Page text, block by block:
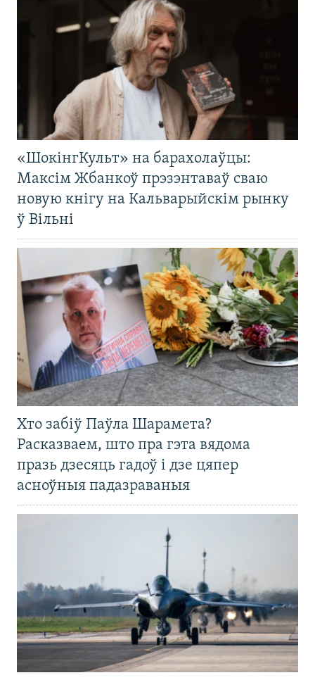
«ШокінгКульт» на барахолаўцы:
Максім Жбанкоў прэзэнтаваў сваю
новую кнігу на Кальварыйскім рынку
ў Вільні
Хто забіў Паўла Шарамета?
Расказваем, што пра гэта вядома
празь дзесяць гадоў і дзе цяпер
асноўныя падазраваныя